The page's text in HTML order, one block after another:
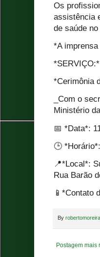
Os
assistência
de saúde
*A
*SERVIÇO:*
*Cerimônia
_Com o
Ministério
📅 *Data*:
🕒
📍*Local*:
Rua Barão
📱*Contato
By robertomoreira
Postagem mais